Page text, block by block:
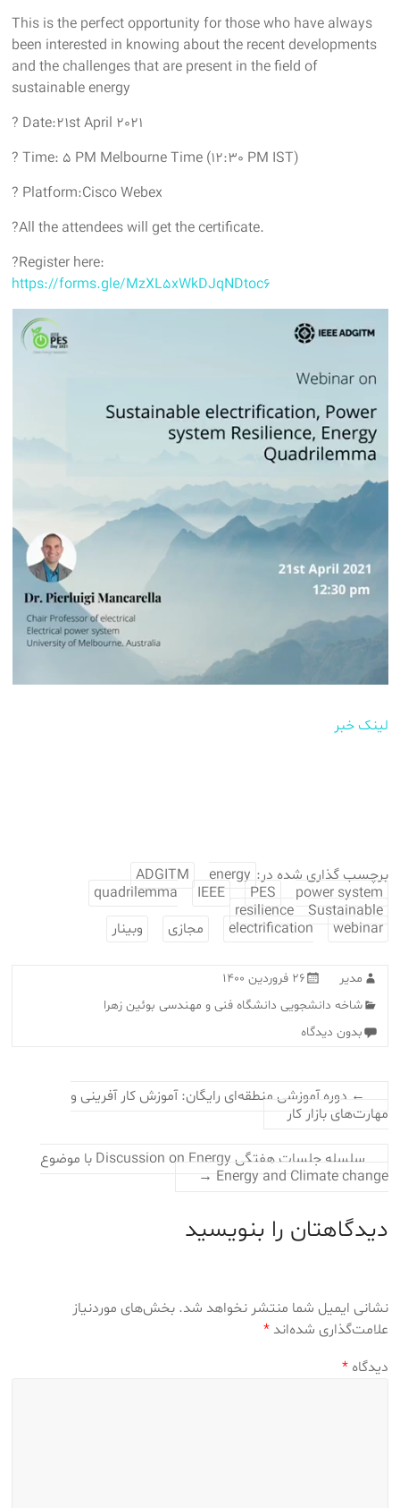
This is the perfect opportunity for those who have always
been interested in knowing about the recent developments
and the challenges that are present in the field of
sustainable energy
?️ Date:21st April 2021
? Time: 5 PM Melbourne Time (12:30 PM IST)
?️ Platform:Cisco Webex
?All the attendees will get the certificate.
?Register here:
https://forms.gle/MzXL5xWkDJqNDtoc6
لینک خبر
برچسب گذاری شده در: ADGITM
energy
quadrilemma
IEEE PES
power system
resilience
Sustainable
electrification
webinar مجازی وبینار
مدیر
۲۶ فروردین ۱۴۰۰
شاخه دانشجویی دانشگاه فنی و مهندسی بوئین زهرا
بدون دیدگاه
← دوره آموزشی منطقه‌ای رایگان: آموزش کار آفرینی و
مهارت‌های بازار کار
سلسله جلسات هفتگی Discussion on Energy با موضوع
Energy and Climate change
→
دیدگاهتان را بنویسید
نشانی ایمیل شما منتشر نخواهد شد. بخش‌های موردنیاز
علامت‌گذاری شده‌اند*
دیدگاه*